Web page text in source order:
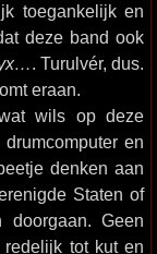
toegankelijk en
deze band ook
. Turulvér, dus.
eraan.
wils op deze
en
denken aan
Staten of
Geen
tot kut en